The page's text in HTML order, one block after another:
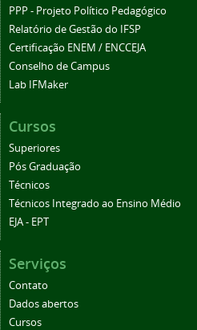
PPP - Projeto Político Pedagógico
Relatório de Gestão do IFSP
Certificação ENEM / ENCCEJA
Conselho de Campus
Lab IFMaker
Cursos
Superiores
Pós Graduação
Técnicos
Técnicos Integrado ao Ensino Médio
EJA - EPT
Serviços
Contato
Dados abertos
Cursos